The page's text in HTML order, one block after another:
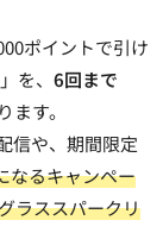
ポイントで引け
を、 6回まで
ます。
信や、期間限定
なるキャンペー
ラススパークリ